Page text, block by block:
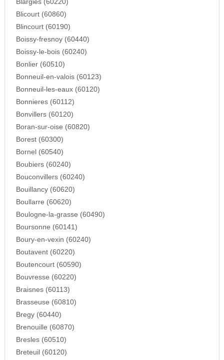
Blargies (60220)
Blicourt (60860)
Blincourt (60190)
Boissy-fresnoy (60440)
Boissy-le-bois (60240)
Bonlier (60510)
Bonneuil-en-valois (60123)
Bonneuil-les-eaux (60120)
Bonnieres (60112)
Bonvillers (60120)
Boran-sur-oise (60820)
Borest (60300)
Bornel (60540)
Boubiers (60240)
Bouconvillers (60240)
Bouillancy (60620)
Boullarre (60620)
Boulogne-la-grasse (60490)
Boursonne (60141)
Boury-en-vexin (60240)
Boutavent (60220)
Boutencourt (60590)
Bouvresse (60220)
Braisnes (60113)
Brasseuse (60810)
Bregy (60440)
Brenouille (60870)
Bresles (60510)
Breteuil (60120)